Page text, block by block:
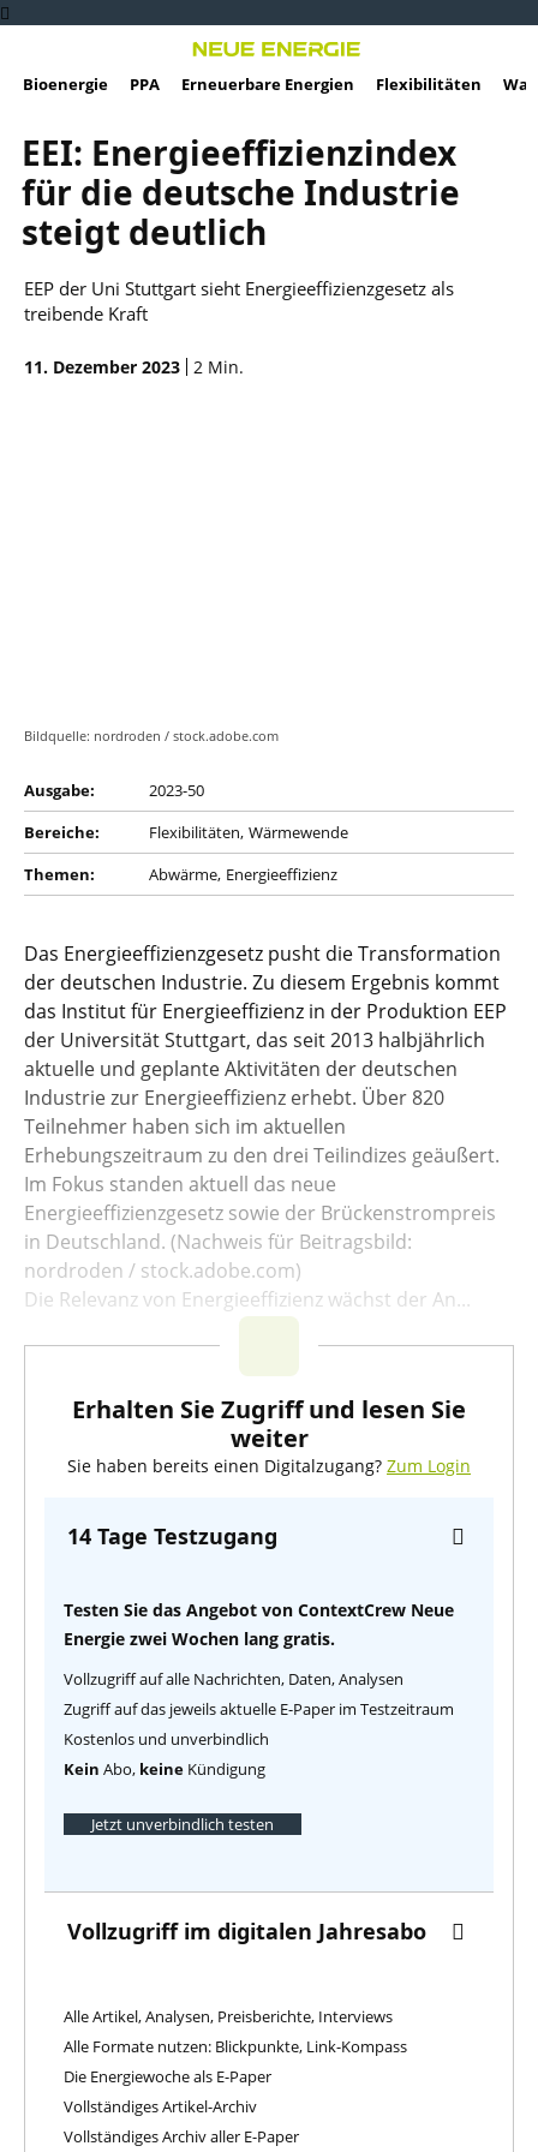
Bioenergie PPA Erneuerbare Energien Flexibilitäten
EEI: Energieeffizienzindex
für die deutsche Industrie
steigt deutlich
EEP der Uni Stuttgart sieht Energieeffizienzgesetz als
treibende Kraft
11. Dezember 2023 2 Min.
Bildquelle: nordroden / stock.adobe.com
Ausgabe:
2023-50
Bereiche:
Flexibilitäten Wärmewende
Themen:
Abwärme Energieeffizienz
Das Energieeffizienzgesetz pusht die Transformation
der deutschen Industrie. Zu diesem Ergebnis kommt
das Institut für Energieeffizienz in der Produktion EEP
der Universität Stuttgart, das seit 2013 halbjährlich
aktuelle und geplante Aktivitäten der deutschen
Industrie zur Energieeffizienz erhebt. Über 820
Teilnehmer haben sich im aktuellen
Erhebungszeitraum zu den drei Teilindizes geäußert.
Im Fokus standen aktuell das neue
Energieeffizienzgesetz sowie der Brückenstrompreis
in Deutschland. (Nachweis für Beitragsbild:
nordroden / stock.adobe.com)
Die Relevanz von Energieeffizienz wächst der An...
Erhalten Sie Zugriff und lesen Sie
weiter
Sie haben bereits einen Digitalzugang? Zum Login
14 Tage Testzugang
Testen Sie das Angebot von ContextCrew Neue
Energie zwei Wochen lang gratis.
Vollzugriff auf alle Nachrichten, Daten, Analysen
Zugriff auf das jeweils aktuelle E-Paper im Testzeitraum
Kostenlos und unverbindlich
Kein Abo, keine Kündigung
Jetzt unverbindlich testen
Vollzugriff im digitalen Jahresabo
Alle Artikel, Analysen, Preisberichte, Interviews
Alle Formate nutzen: Blickpunkte, Link-Kompass
Die Energiewoche als E-Paper
Vollständiges Artikel-Archiv
Vollständiges Archiv aller E-Paper